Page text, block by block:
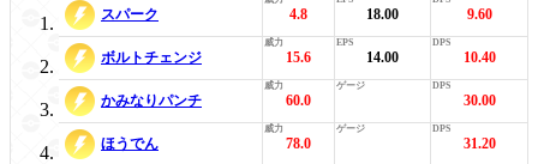
スパーク 4.8 18.00 9.60
ボルトチェンジ 15.6 14.00 10.40
かみなりパンチ 60.0 30.00
ほうでん 78.0 31.20